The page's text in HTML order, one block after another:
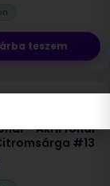
teszem
– Akril fonal
#13